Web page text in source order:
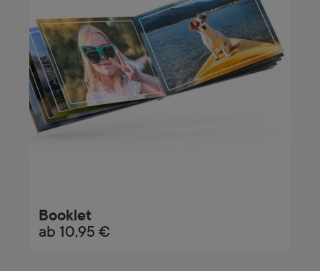
Booklet
ab 10,95 €